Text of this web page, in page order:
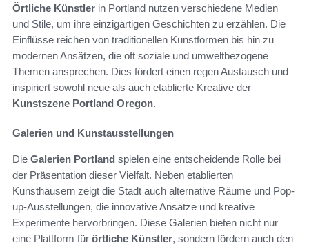
Örtliche Künstler in Portland nutzen verschiedene Medien
und Stile, um ihre einzigartigen Geschichten zu erzählen. Die
Einflüsse reichen von traditionellen Kunstformen bis hin zu
modernen Ansätzen, die oft soziale und umweltbezogene
Themen ansprechen. Dies fördert einen regen Austausch und
inspiriert sowohl neue als auch etablierte Kreative der
Kunstszene Portland Oregon.
Galerien und Kunstausstellungen
Die Galerien Portland spielen eine entscheidende Rolle bei
der Präsentation dieser Vielfalt. Neben etablierten
Kunsthäusern zeigt die Stadt auch alternative Räume und Pop-
up-Ausstellungen, die innovative Ansätze und kreative
Experimente hervorbringen. Diese Galerien bieten nicht nur
eine Plattform für örtliche Künstler, sondern fördern auch den